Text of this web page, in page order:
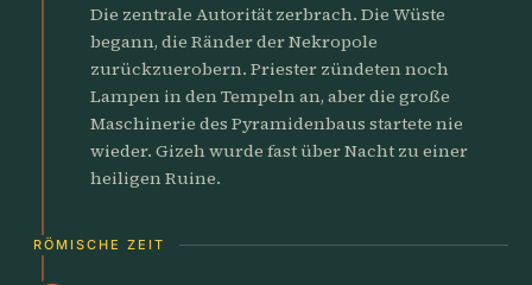
Die zentrale Autorität zerbrach. Die Wüste
begann, die Ränder der Nekropole
zurückzuerobern. Priester zündeten noch
Lampen in den Tempeln an, aber die große
Maschinerie des Pyramidenbaus startete nie
wieder. Gizeh wurde fast über Nacht zu einer
heiligen Ruine.
RÖMISCHE ZEIT